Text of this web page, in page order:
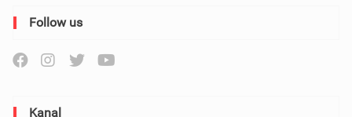
Follow us
Kanal